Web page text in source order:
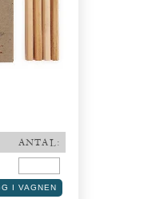
ANTAL: